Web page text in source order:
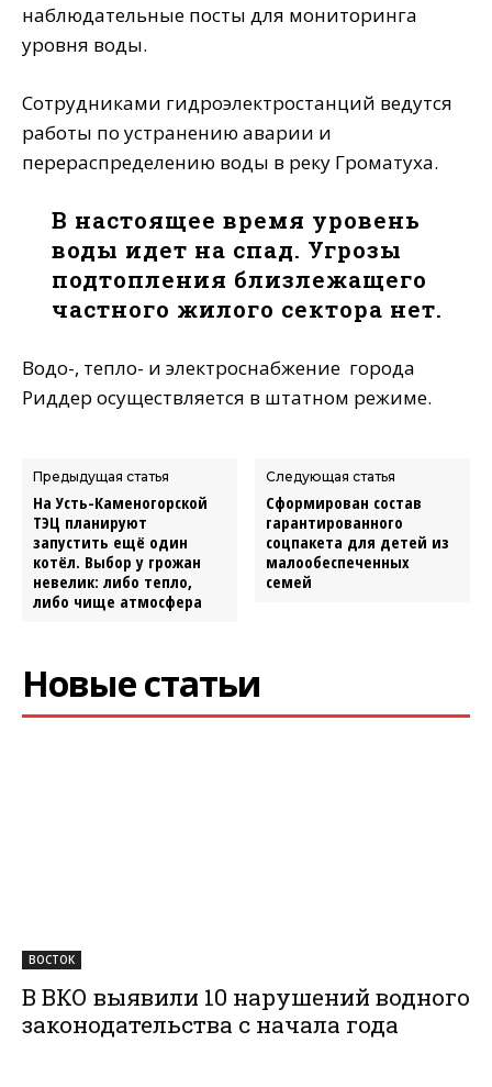
наблюдательные посты для мониторинга
уровня воды.
Сотрудниками гидроэлектростанций ведутся
работы по устранению аварии и
перераспределению воды в реку Громатуха.
В настоящее время уровень
воды идет на спад. Угрозы
подтопления близлежащего
частного жилого сектора нет.
Водо-, тепло- и электроснабжение города
Риддер осуществляется в штатном режиме.
Предыдущая статья
На Усть-Каменогорской
ТЭЦ планируют
запустить ещё один
котёл. Выбор у грожан
невелик: либо тепло,
либо чище атмосфера
Следующая статья
Сформирован состав
гарантированного
соцпакета для детей из
малообеспеченных
семей
Новые статьи
ВОСТОК
В ВКО выявили 10 нарушений водного
законодательства с начала года